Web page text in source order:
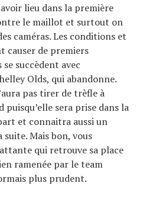
lieu dans la première
le maillot et surtout on
caméras. Les conditions et
causer de premiers
succèdent avec
Olds, qui abandonne.
pas tirer de trèfle à
sera prise dans la
et connaitra aussi un
Mais bon, vous
qui retrouve sa place
ramenée par le team
plus prudent.